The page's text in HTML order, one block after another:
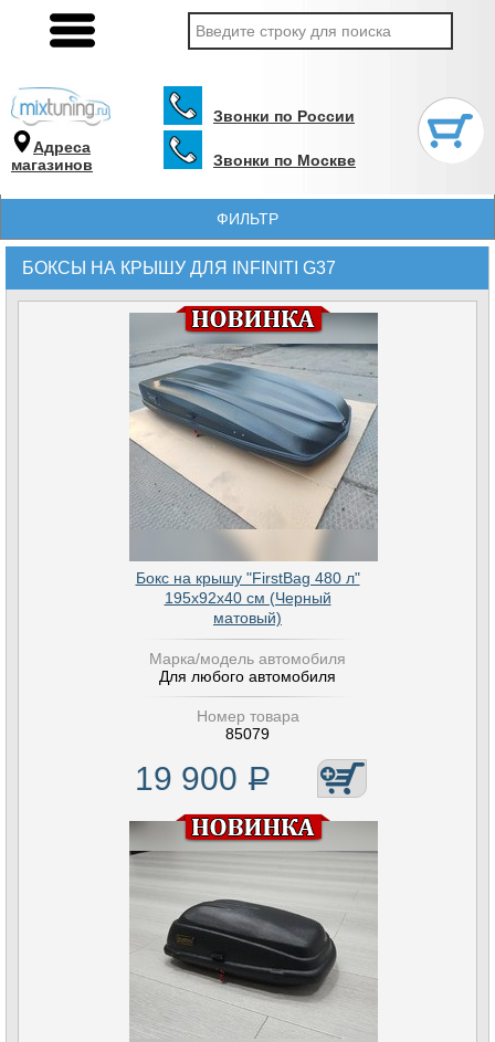
Адреса
магазинов
Звонки по России
Звонки по Москве
ФИЛЬТР
БОКСЫ НА КРЫШУ ДЛЯ INFINITI G37
Бокс на крышу "FirstBag 480 л"
195х92х40 см (Черный
матовый)
Марка/модель автомобиля
Для любого автомобиля
Номер товара
85079
19 900 Р